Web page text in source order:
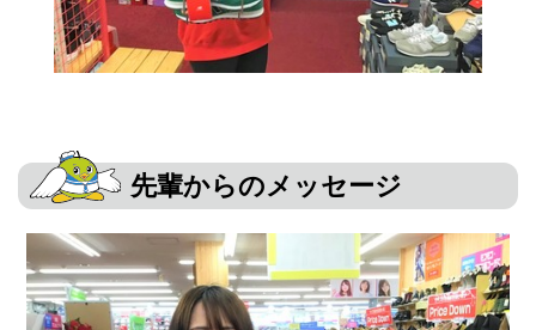
先輩からのメッセージ